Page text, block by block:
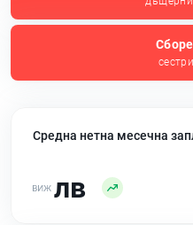
Средна нетна месечна
лв